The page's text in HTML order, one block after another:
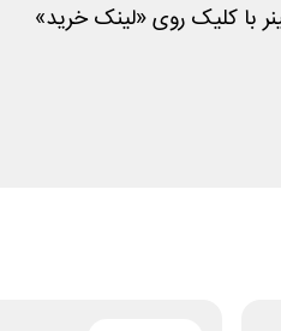
با کلیک روی «لینک خرید»